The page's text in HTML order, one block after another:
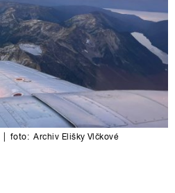
foto: Archiv Elišky Vlčkové